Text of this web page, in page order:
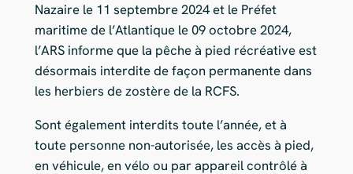
Nazaire le 11 septembre 2024 et le Préfet
maritime de l’Atlantique le 09 octobre 2024,
l’ARS informe que la pêche à pied récréative est
désormais interdite de façon permanente dans
les herbiers de zostère de la RCFS.
Sont également interdits toute l’année, et à
toute personne non-autorisée, les accès à pied,
en véhicule, en vélo ou par appareil contrôlé à